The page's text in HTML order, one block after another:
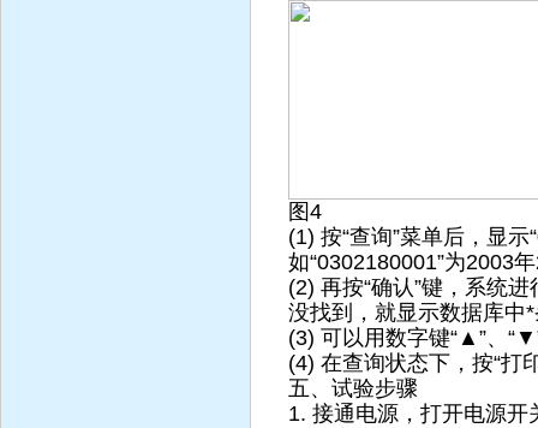
图4
(1) 按“查询”菜单后，显
如“0302180001”为2003
(2) 再按“确认”键，系统
没找到，就显示数据库中
(3) 可以用数字键“▲”、
(4) 在查询状态下，按“打
五、试验步骤
1. 接通电源，打开电源开